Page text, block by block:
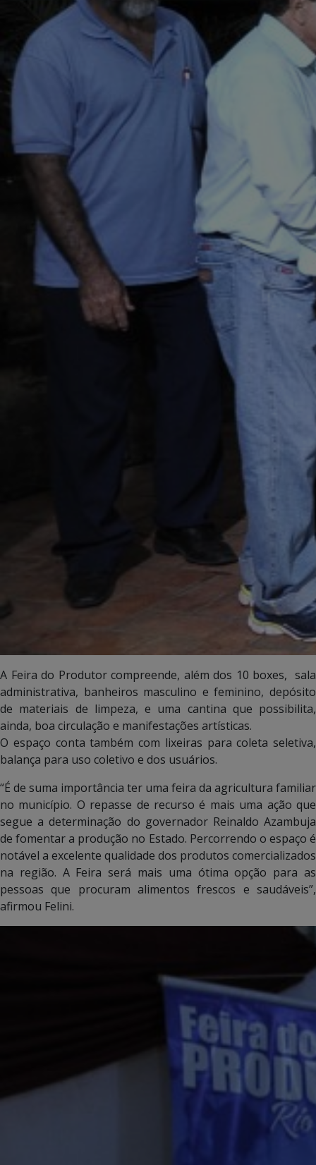
A Feira do Produtor compreende, além dos 10 boxes, sala
administrativa, banheiros masculino e feminino, depósito
de materiais de limpeza, e uma cantina que possibilita,
ainda, boa circulação e manifestações artísticas.
O espaço conta também com lixeiras para coleta seletiva,
balança para uso coletivo e dos usuários.
“É de suma importância ter uma feira da agricultura familiar
no município. O repasse de recurso é mais uma ação que
segue a determinação do governador Reinaldo Azambuja
de fomentar a produção no Estado. Percorrendo o espaço é
notável a excelente qualidade dos produtos comercializados
na região. A Feira será mais uma ótima opção para as
pessoas que procuram alimentos frescos e saudáveis”,
afirmou Felini.